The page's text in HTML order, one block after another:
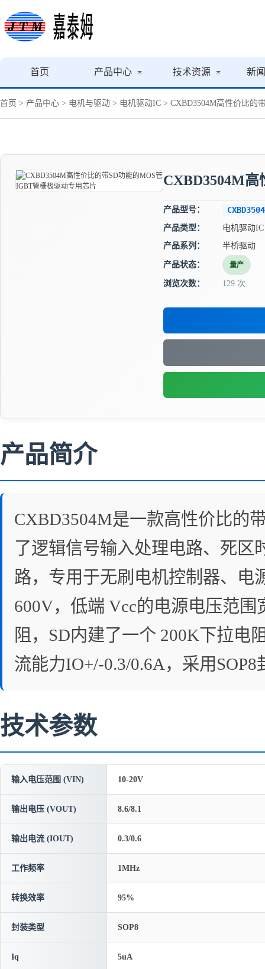
首页 产品中心 技术资源 新
首页 > 产品中心 > 电机与驱动 > 电机驱动IC > CXBD3504M高性价比的
CXBD3504M
产品型号：
产品类型：
电机驱动IC
产品系列：
半桥驱动
产品状态： 量产
浏览次数： 129 次
产品简介
CXBD3504M是一款高性价比的
了逻辑信号输入处理电路、死区
路，专用于无刷电机控制器、电
600V，低端 Vcc的电源电压范
阻，SD内建了一个 200K下拉电
流能力IO+/-0.3/0.6A，采用SOP8
技术参数
输入电压范围 (VIN) 10-20V
输出电压 (VOUT) 8.6/8.1
输出电流 (IOUT) 0.3/0.6
工作频率 1MHz
转换效率 95%
封装类型 SOP8
Iq 5uA